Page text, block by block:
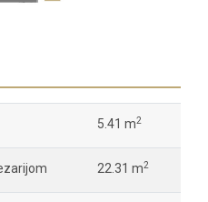
5.41 m2
22.31 m2